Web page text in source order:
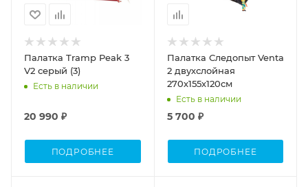
Палатка Tramp Peak 3
V2 серый (3)
Есть в наличии
20 990 ₽
ПОДРОБНЕЕ
Палатка Следопыт Venta
2 двухслойная
270х155х120см
Есть в наличии
5 700 ₽
ПОДРОБНЕЕ